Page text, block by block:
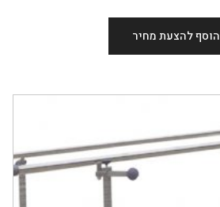
הוסף להצעת מחיר